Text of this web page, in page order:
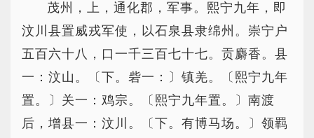
茂州，上，通化郡，军事。熙宁九年，即
汶川县置威戎军使，以石泉县隶绵州。崇宁户
五百六十八，口一千三百七十七。贡麝香。县
一：汶山。〔下。砦一：〕镇羌。〔熙宁九年
置。〕关一：鸡宗。〔熙宁九年置。〕南渡
后，增县一：汶川。〔下。有博马场。〕领羁